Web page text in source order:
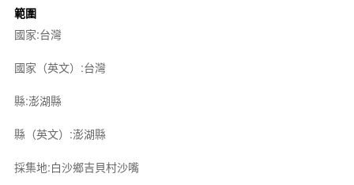
範圍
國家:台灣
國家（英文）:台灣
縣:澎湖縣
縣（英文）:澎湖縣
採集地:白沙鄉吉貝村沙嘴